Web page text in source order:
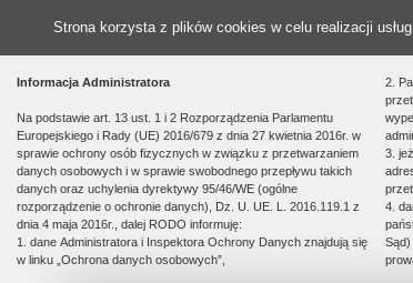
Strona korzysta z plików cookies w celu realizacji
Informacja Administratora
Na podstawie art. 13 ust. 1 i 2 Rozporządzenia Parlamentu
Europejskiego i Rady (UE) 2016/679 z dnia 27 kwietnia 2016r. w
sprawie ochrony osób fizycznych w związku z przetwarzaniem
danych osobowych i w sprawie swobodnego przepływu takich
danych oraz uchylenia dyrektywy 95/46/WE (ogólne
rozporządzenie o ochronie danych), Dz. U. UE. L. 2016.119.1 z
dnia 4 maja 2016r., dalej RODO informuję:
1. dane Administratora i Inspektora Ochrony Danych znajdują się
w linku „Ochrona danych osobowych”,
2.
3.
4.